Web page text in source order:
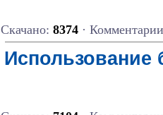
Скачано: 8374 ·